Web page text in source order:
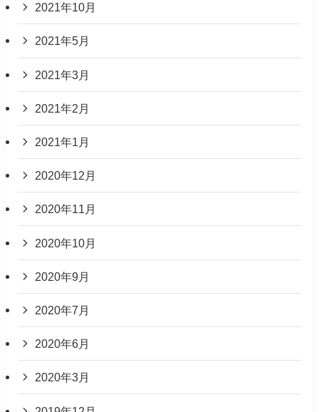
2021年10月
2021年5月
2021年3月
2021年2月
2021年1月
2020年12月
2020年11月
2020年10月
2020年9月
2020年7月
2020年6月
2020年3月